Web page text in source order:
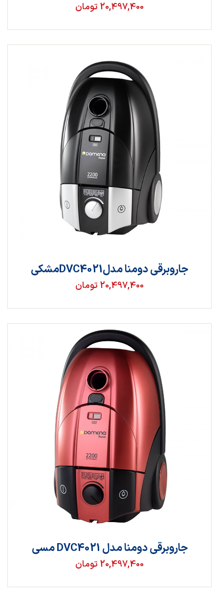
20,497,400 تومان
جاروبرقی دومنا مدلDVC4021مشکی
20,497,400 تومان
جاروبرقی دومنا مدل DVC4021 مسی
20,497,400 تومان